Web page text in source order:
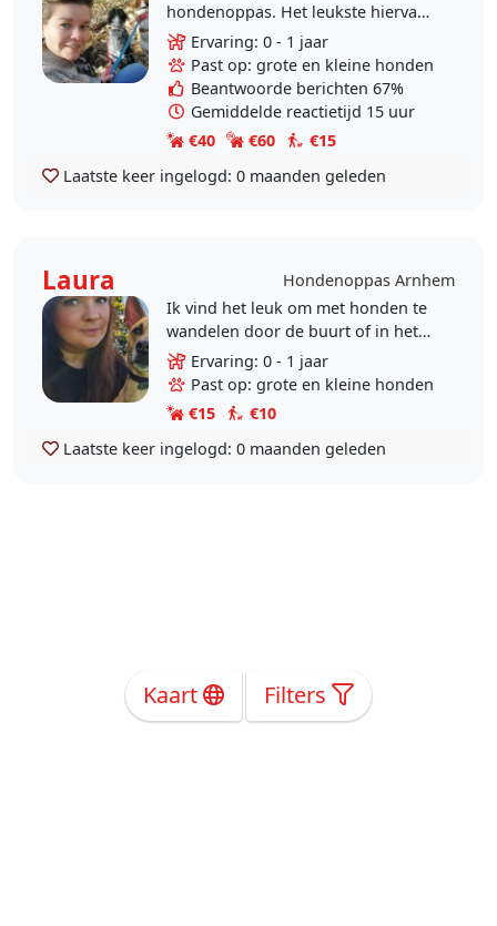
hondenoppas. Het leukste hiervan
vind ik dat ik echt een band met ze
heb gekregen. Mijn oppas periodes
varieerde van alleen..
Ervaring: 0 - 1 jaar
Past op: grote en kleine honden
Beantwoorde berichten 67%
Gemiddelde reactietijd 15 uur
€40
€60
€15
Laatste keer ingelogd: 0 maanden geleden
Laura
Hondenoppas Arnhem
Ik vind het leuk om met honden te
wandelen door de buurt of in het
bos. Ik heb zelf een rescue uit
curacao waar ik vaak lekker mee
naar het bos ga,..
Ervaring: 0 - 1 jaar
Past op: grote en kleine honden
€15
€10
Laatste keer ingelogd: 0 maanden geleden
Kaart Filters